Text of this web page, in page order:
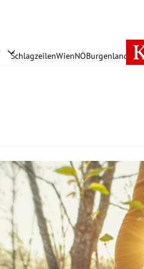
SchlagzeilenWienNÖBurgenland